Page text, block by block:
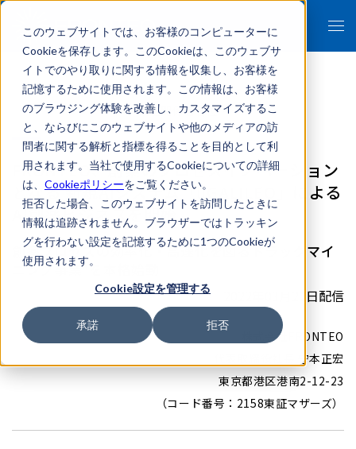
このウェブサイトでは、お客様のコンピューターに
Cookieを保存します。このCookieは、このウェブサ
イトでのやり取りに関する情報を収集し、お客様を
記憶するために使用されます。この情報は、お客様
のブラウジング体験を改善し、カスタマイズするこ
と、ならびにこのウェブサイトや他のメディアの訪
問者に関する解析と指標を得ることを目的として利
用されます。当社で使用するCookieについての詳細
は、 Cookieポリシーをご覧ください。
拒否した場合、このウェブサイトを訪問したときに
情報は追跡されません。ブラウザーではトラッキン
グを行わない設定を記憶するために1つのCookieが
使用されます。
Cookie設定を管理する
承諾 拒否
- 報道関係者各位 -
FRONTEO、創薬のプロセスイノベーション
となる 新規AIシステム「liGALILEO」による
AI創薬ビジネスを開始
創薬プロセスの効率化・高速化を図るドラッグマイ
ニング事業*を本格始動
2022年03月22日配信
株式会社FRONTEO
代表取締役社長 守本正宏
東京都港区港南2-12-23
（コード番号：2158東証マザーズ）